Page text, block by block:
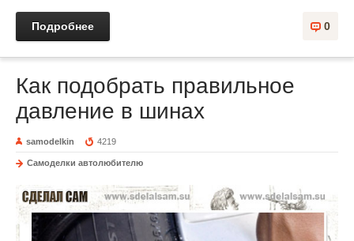
0
Подробнее
Как подобрать правильное
давление в шинах
samodelkin 4219
Самоделки автолюбителю